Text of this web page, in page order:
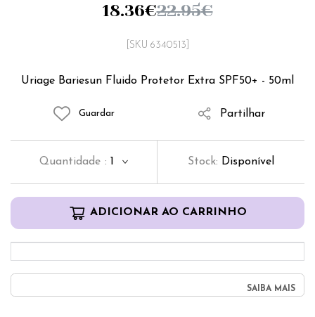
Uriage Bariesun Fluido Protetor Extra SPF50+ - 50ml
[SKU 6340513]
18.36€22.95€
Guardar Partilhar
Quantidade : 1 Stock: Disponível
ADICIONAR AO CARRINHO
SAIBA MAIS